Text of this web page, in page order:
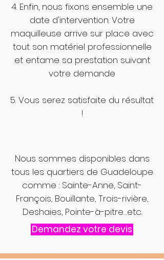
4. Enfin, nous fixons ensemble une
date d'intervention. Votre
maquilleuse arrive sur place avec
tout son matériel professionnelle
et entame sa prestation suivant
votre demande
5. Vous serez satisfaite du résultat
!
Nous sommes disponibles dans
tous les quartiers de Guadeloupe
comme : Sainte-Anne, Saint-
François, Bouillante, Trois-rivière,
Deshaies, Pointe-à-pitre…etc.
Demandez votre devis